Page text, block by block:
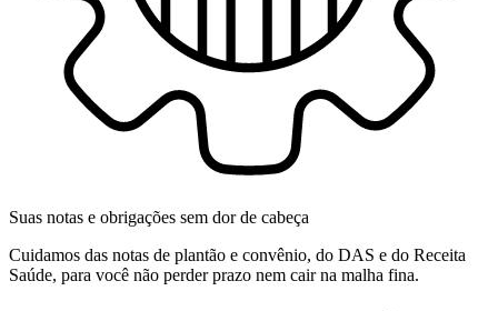
Suas notas e obrigações sem dor de cabeça
Cuidamos das notas de plantão e convênio, do DAS e do Receita
Saúde, para você não perder prazo nem cair na malha fina.